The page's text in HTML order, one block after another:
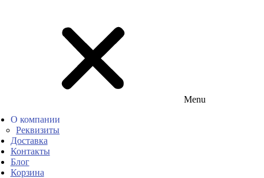
Menu
О компании
Реквизиты
Доставка
Контакты
Блог
Корзина